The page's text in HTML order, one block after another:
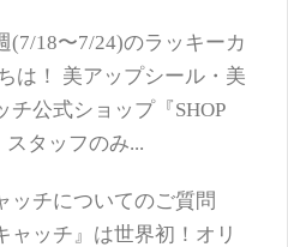
18〜7/24)のラッキーカ
は！ 美アップシール・美
チ公式ショップ『SHOP
タッフのみ...
ッチについてのご質問
ャッチ』は世界初！オリ